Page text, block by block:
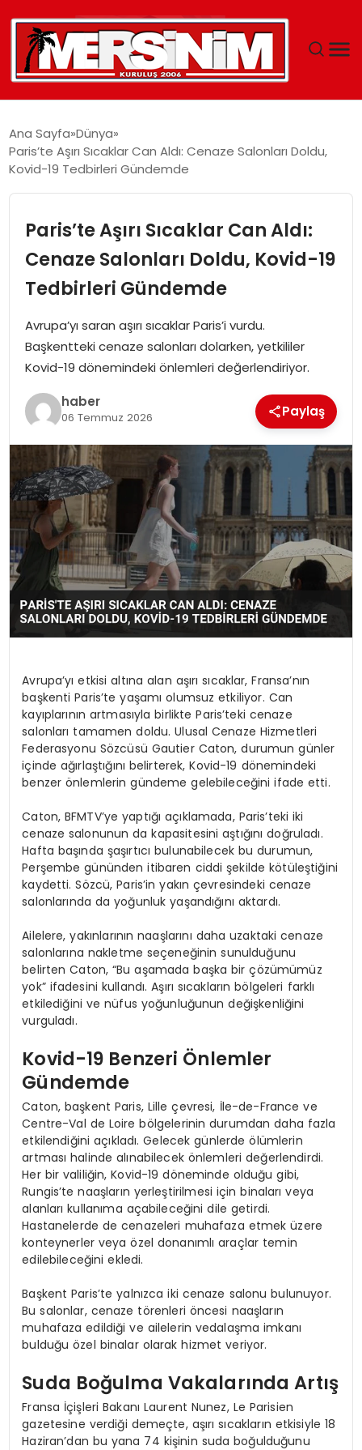
YAŞAM
EĞITIM
SPOR
EKONOMI
MAGAZIN
DÜNYA
OTOMOBIL
Ana Sayfa Dünya
Paris’te Aşırı Sıcaklar Can Aldı: Cenaze Salonları Doldu,
Kovid-19 Tedbirleri Gündemde
Paris’te Aşırı Sıcaklar Can Aldı:
Cenaze Salonları Doldu, Kovid-19
Tedbirleri Gündemde
Avrupa’yı saran aşırı sıcaklar Paris’i vurdu.
Başkentteki cenaze salonları dolarken, yetkililer
Kovid-19 dönemindeki önlemleri değerlendiriyor.
haber
06 Temmuz 2026 Paylaş
Avrupa’yı etkisi altına alan aşırı sıcaklar, Fransa’nın
başkenti Paris’te yaşamı olumsuz etkiliyor. Can
kayıplarının artmasıyla birlikte Paris’teki cenaze
salonları tamamen doldu. Ulusal Cenaze Hizmetleri
Federasyonu Sözcüsü Gautier Caton, durumun günler
içinde ağırlaştığını belirterek, Kovid-19 dönemindeki
benzer önlemlerin gündeme gelebileceğini ifade etti.
Caton, BFMTV’ye yaptığı açıklamada, Paris’teki iki
cenaze salonunun da kapasitesini aştığını doğruladı.
Hafta başında şaşırtıcı bulunabilecek bu durumun,
Perşembe gününden itibaren ciddi şekilde kötüleştiğini
kaydetti. Sözcü, Paris’in yakın çevresindeki cenaze
salonlarında da yoğunluk yaşandığını aktardı.
Ailelere, yakınlarının naaşlarını daha uzaktaki cenaze
salonlarına nakletme seçeneğinin sunulduğunu
belirten Caton, “Bu aşamada başka bir çözümümüz
yok” ifadesini kullandı. Aşırı sıcakların bölgeleri farklı
etkilediğini ve nüfus yoğunluğunun değişkenliğini
vurguladı.
Kovid-19 Benzeri Önlemler
Gündemde
Caton, başkent Paris, Lille çevresi, İle-de-France ve
Centre-Val de Loire bölgelerinin durumdan daha fazla
etkilendiğini açıkladı. Gelecek günlerde ölümlerin
artması halinde alınabilecek önlemleri değerlendirdi.
Her bir valiliğin, Kovid-19 döneminde olduğu gibi,
Rungis’te naaşların yerleştirilmesi için binaları veya
alanları kullanıma açabileceğini dile getirdi.
Hastanelerde de cenazeleri muhafaza etmek üzere
konteynerler veya özel donanımlı araçlar temin
edilebileceğini ekledi.
Başkent Paris’te yalnızca iki cenaze salonu bulunuyor.
Bu salonlar, cenaze törenleri öncesi naaşların
muhafaza edildiği ve ailelerin vedalaşma imkanı
bulduğu özel binalar olarak hizmet veriyor.
Suda Boğulma Vakalarında Artış
Fransa İçişleri Bakanı Laurent Nunez, Le Parisien
gazetesine verdiği demeçte, aşırı sıcakların etkisiyle 18
Haziran’dan bu yana 74 kişinin suda boğulduğunu